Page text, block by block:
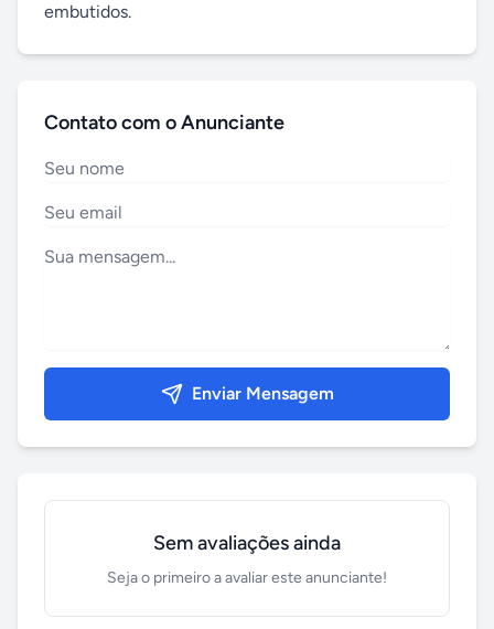
embutidos.
Contato com o Anunciante
Enviar Mensagem
Sem avaliações ainda
Seja o primeiro a avaliar este anunciante!